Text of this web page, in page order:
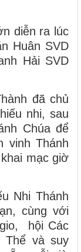
diễn ra lúc
Huân SVD
Hải SVD
đã chủ
nhi, sau
Chúa để
vinh Thánh
mạc giờ
Nhi Thánh
cùng với
hội Các
Thể và suy